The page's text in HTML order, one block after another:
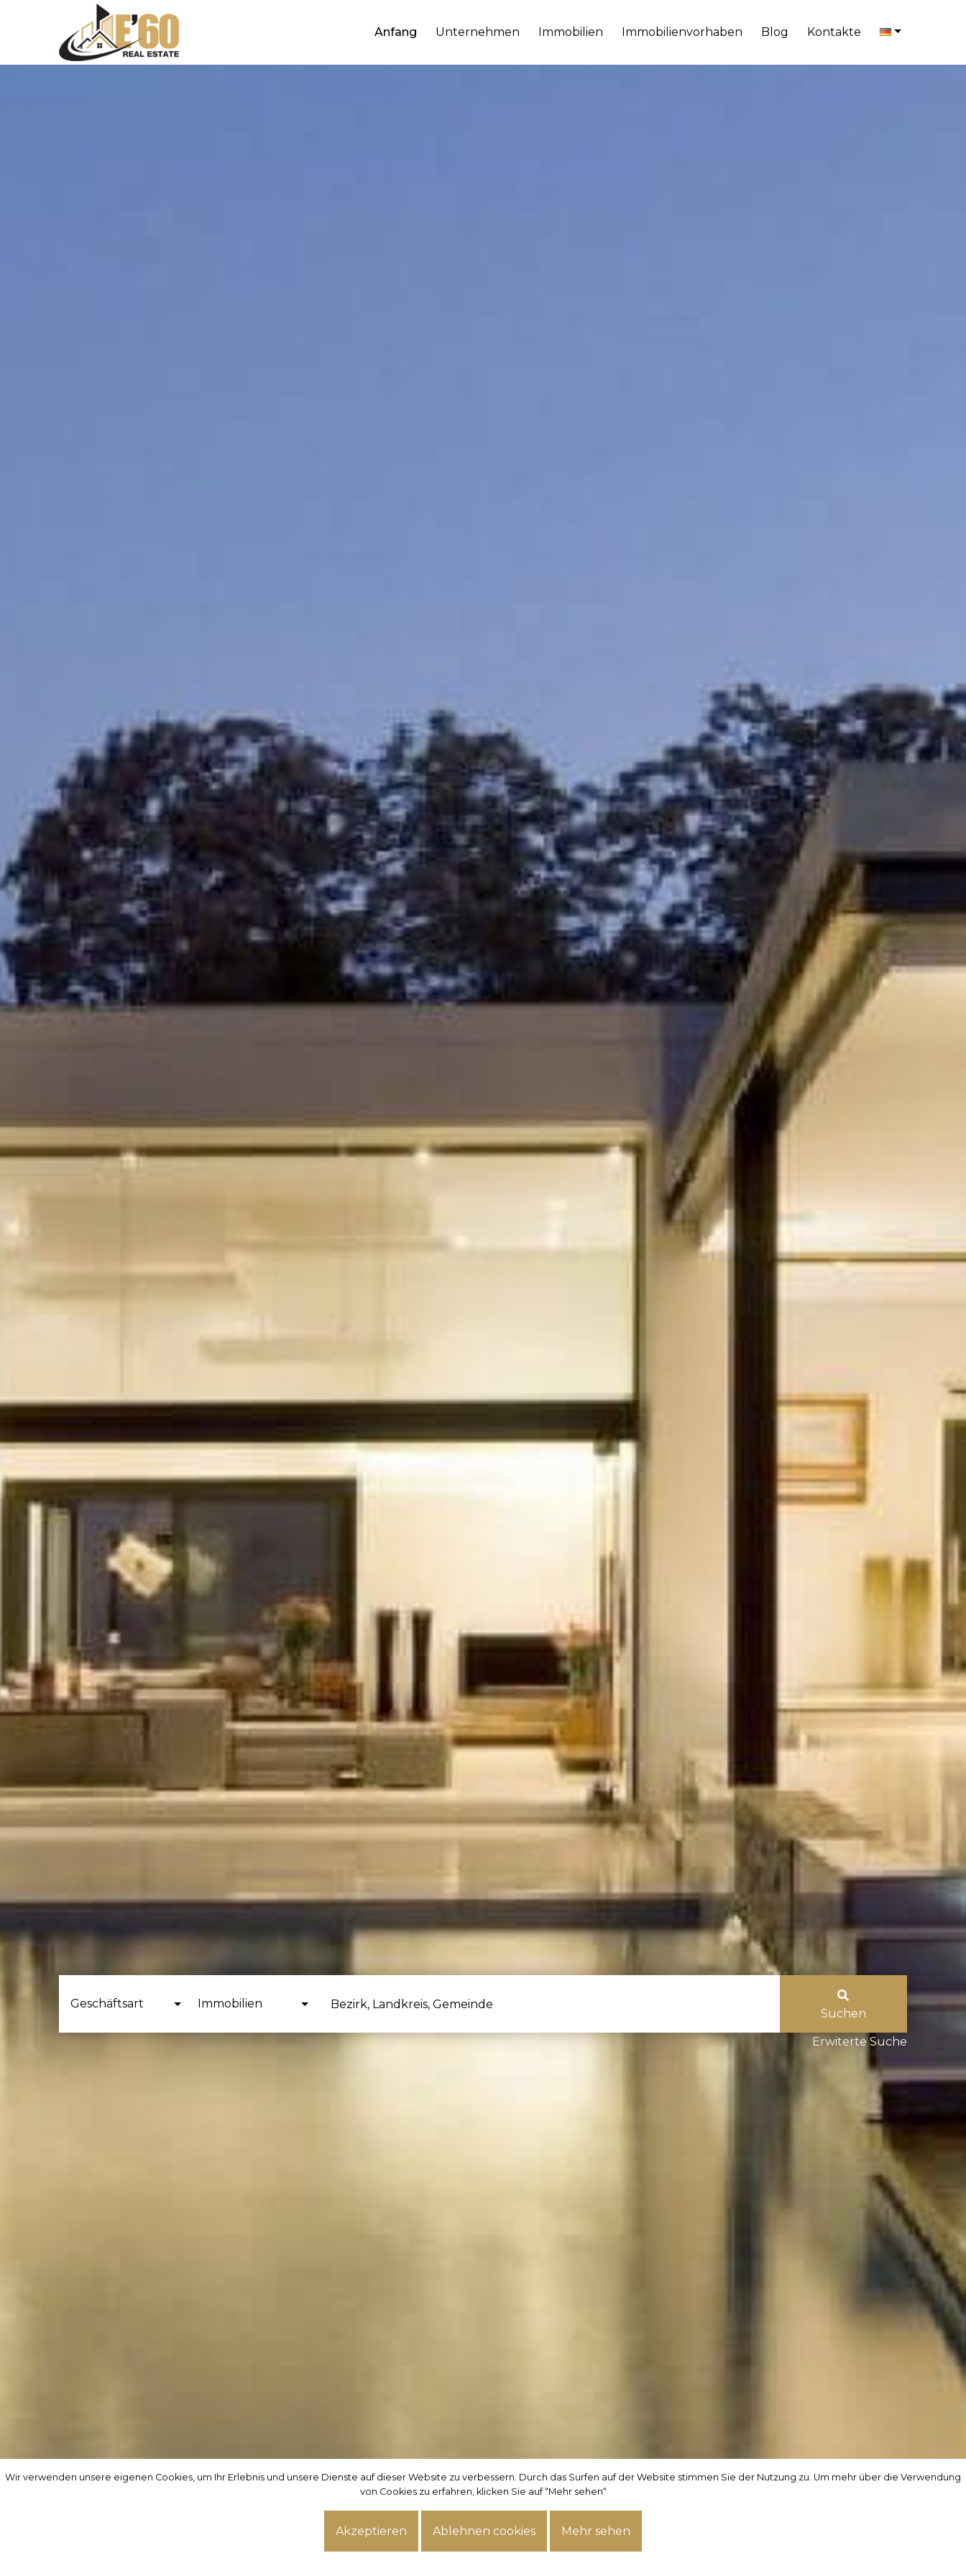
Wir verwenden unsere eigenen Cookies, um Ihr Erlebnis und unsere Dienste auf dieser Website zu verbessern. Durch das Surfen auf der Website stimmen Sie der Nutzung zu. Um mehr über die Verwendung
von Cookies zu erfahren, klicken Sie auf “Mehr sehen“
Akzeptieren Ablehnen cookies Mehr sehen
Anfang Unternehmen Immobilien Immobilienvorhaben Blog Kontakte
Bezirk, Landkreis, Gemeinde
Suchen
Erwiterte Suche
Wir verwenden unsere eigenen Cookies, um Ihr Erlebnis und unsere Dienste auf dieser Website zu verbessern. Durch das Surfen auf der Website stimmen Sie der Nutzung zu. Um mehr über die Verwendung
von Cookies zu erfahren, klicken Sie auf “Mehr sehen“
Akzeptieren Ablehnen cookies Mehr sehen